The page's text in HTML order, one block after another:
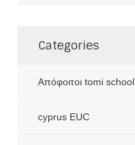
Categories
Aπόφοιτοι tomi school
cyprus EUC